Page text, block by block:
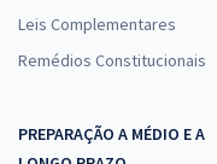
Leis Complementares
Remédios Constitucionais
PREPARAÇÃO A MÉDIO E A